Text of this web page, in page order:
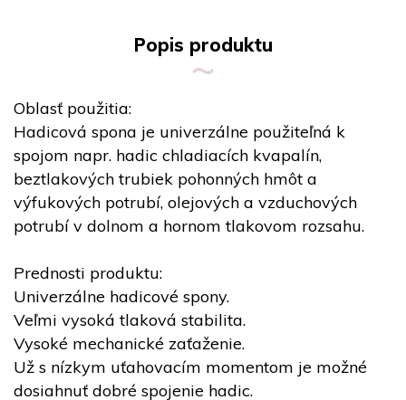
Popis produktu
Oblasť použitia:
Hadicová spona je univerzálne použiteľná k
spojom napr. hadic chladiacích kvapalín,
beztlakových trubiek pohonných hmôt a
výfukových potrubí, olejových a vzduchových
potrubí v dolnom a hornom tlakovom rozsahu.
Prednosti produktu:
Univerzálne hadicové spony.
Veľmi vysoká tlaková stabilita.
Vysoké mechanické zaťaženie.
Už s nízkym uťahovacím momentom je možné
dosiahnuť dobré spojenie hadic.